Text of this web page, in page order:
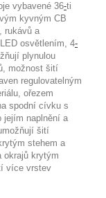
vybavené 36-ti
kyvným CB
rukávů a
LED osvětlením, 4-
plynulou
možnost šití
regulovatelným
ořezem
spodní cívku s
jejím naplnění a
šití
stehem a
okrajů krytým
více vrstev